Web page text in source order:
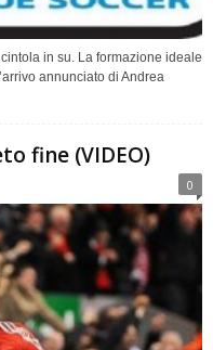
in su. La formazione ideale
annunciato di Andrea
fine (VIDEO)
0